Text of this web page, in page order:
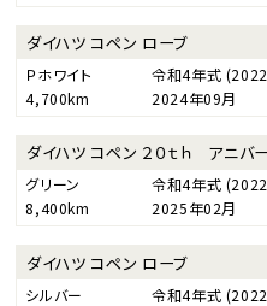
ダイハツ コペン ローブ
Ｐホワイト 令和4年式
4,700km
2024年09月
ダイハツ コペン ２０ｔｈ アニバ
グリーン 令和4年式
8,400km
2025年02月
ダイハツ コペン ローブ
シルバー 令和4年式